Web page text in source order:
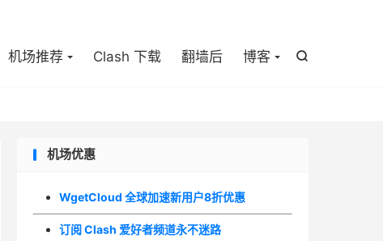

机场推荐 Clash 下载 翻墙后 博客
机场优惠
WgetCloud 全球加速新用户8折优惠
订阅 Clash 爱好者频道永不迷路